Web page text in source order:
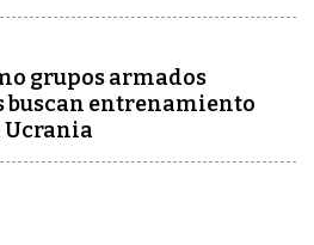
grupos armados
buscan entrenamiento
Ucrania